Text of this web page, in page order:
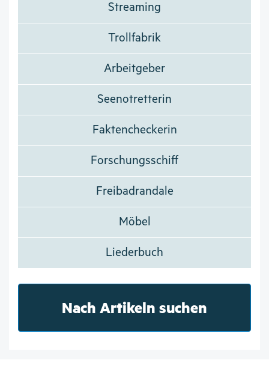
Streaming
Trollfabrik
Arbeitgeber
Seenotretterin
Faktencheckerin
Forschungsschiff
Freibadrandale
Möbel
Liederbuch
Nach Artikeln suchen